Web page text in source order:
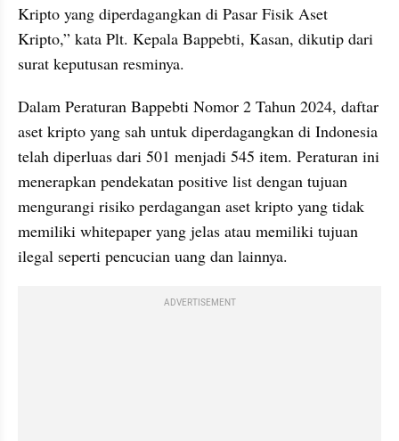
Kripto yang diperdagangkan di Pasar Fisik Aset
Kripto,” kata Plt. Kepala Bappebti, Kasan, dikutip dari
surat keputusan resminya.
Dalam Peraturan Bappebti Nomor 2 Tahun 2024, daftar
aset kripto yang sah untuk diperdagangkan di Indonesia
telah diperluas dari 501 menjadi 545 item. Peraturan ini
menerapkan pendekatan positive list dengan tujuan
mengurangi risiko perdagangan aset kripto yang tidak
memiliki whitepaper yang jelas atau memiliki tujuan
ilegal seperti pencucian uang dan lainnya.
ADVERTISEMENT